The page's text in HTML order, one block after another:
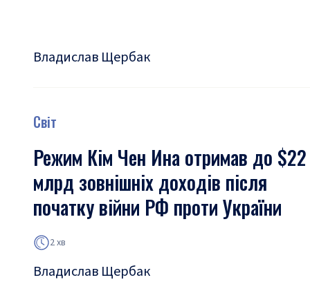
Владислав Щербак
Світ
Режим Кім Чен Ина отримав до $22
млрд зовнішніх доходів після
початку війни РФ проти України
2 хв
Владислав Щербак